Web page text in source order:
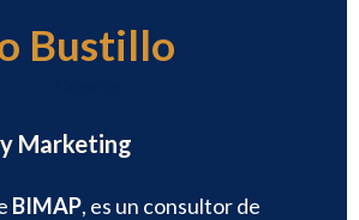
Bustillo
Marketing
BIMAP, es un consultor de